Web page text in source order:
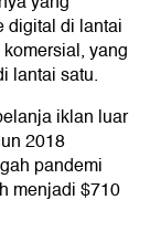
digital di lantai
yang
lantai satu.
iklan luar
2018
pandemi
menjadi $710